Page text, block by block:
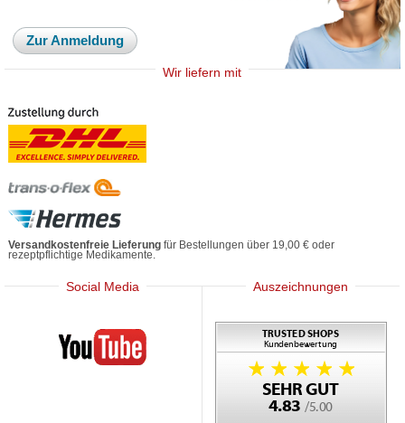
Zur Anmeldung
Wir liefern mit
Versandkostenfreie Lieferung für Bestellungen über 19,00 € oder
rezeptpflichtige Medikamente.
Social Media
Mediherz
Auszeichnungen